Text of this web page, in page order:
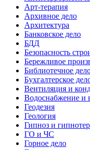
Арт-терапия
Архивное дело
Архитектура
Банковское дело
БДД
Безопасность
Бережливое
Библиотечное
Бухгалтерское
Вентиляция и
Водоснабжение и
Геодезия
Геология
Гипноз и
ГО и ЧС
Горное дело